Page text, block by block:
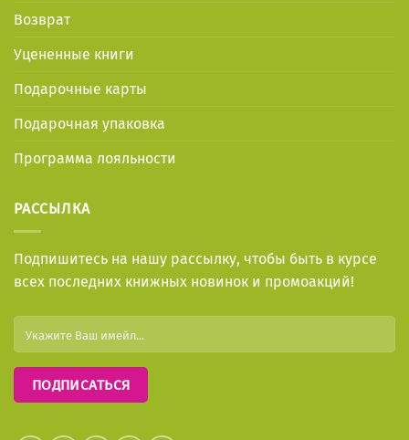
Возврат
Уцененные книги
Подарочные карты
Подарочная упаковка
Программа лояльности
РАССЫЛКА
Подпишитесь на нашу рассылку, чтобы быть в курсе
всех последних книжных новинок и промоакций!